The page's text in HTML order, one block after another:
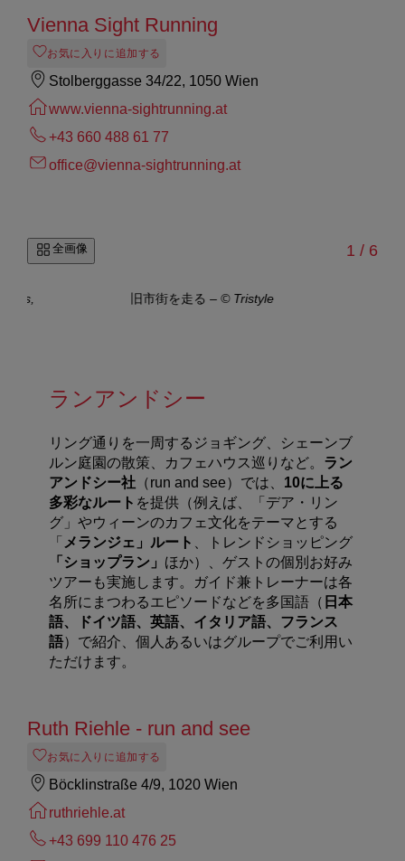
Vienna Sight Running
お気に入りに追加する
Stolberggasse 34/22, 1050 Wien
www.vienna-sightrunning.at
+43 660 488 61 77
office@vienna-sightrunning.at
全画像 1 // 6
旧市街を走る –© Tristyle
ランアンドシー
リング通りを一周するジョギング、シェーンブ
ルン庭園の散策、カフェハウス巡りなど。 ラン
アンドシー社 （run and see）では、 10に上る
多彩なルート を提供（例えば、「デア・リン
グ」やウィーンのカフェ文化をテーマとする
「 メランジェ」ルート
、トレンドショッピング
「ショップラン」 ほか）、ゲストの個別お好み
ツアーも実施します。ガイド兼トレーナーは各
名所にまつわるエピソードなどを多国語（ 日本
語、ドイツ語、英語、イタリア語、フランス
語）で紹介、個人あるいはグループでご利用い
ただけます。
Ruth Riehle - run and see
お気に入りに追加する
Böcklinstraße 4/9, 1020 Wien
ruthriehle.at
+43 699 110 476 25